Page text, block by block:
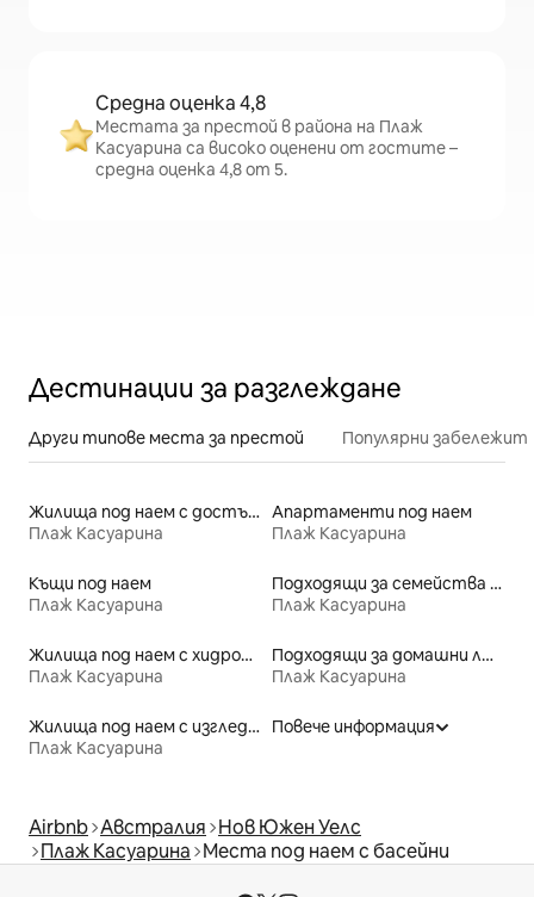
Средна оценка 4,8
Местата за престой в района на Плаж
Касуарина са високо оценени от гостите –
средна оценка 4,8 от 5.
Дестинации за разглеждане
Други типове места за престой Популярни
Жилища под наем с достъп до плажа
Плаж Касуарина
Апартаменти под наем
Плаж Касуарина
Къщи под наем
Плаж Касуарина
Подходящи за семейства места под наем
Плаж Касуарина
Жилища под наем с хидромасажна вана
Плаж Касуарина
Подходящи за домашни любимци места под наем
Плаж Касуарина
Жилища под наем с изглед към плажа
Плаж Касуарина
Повече информация
Airbnb Австралия Нов Южен Уелс
Плаж Касуарина Места под наем с басейни